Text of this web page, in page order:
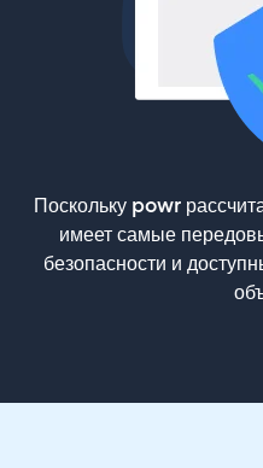
Поскольку powr
имеет самые
безопасности и